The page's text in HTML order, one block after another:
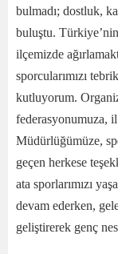
bulmadı; dostluk,
buluştu.
ilçemizde
sporcularımızı
kutluyorum.
federasyonumuza,
Müdürlüğümüze,
geçen herkese
ata sporlarımızı
devam ederken,
geliştirerek genç